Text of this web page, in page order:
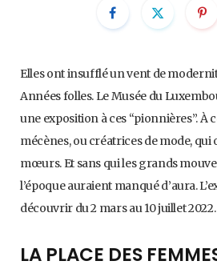
Elles ont insufflé un vent de
Années folles. Le Musée du
une exposition à ces “pionnières”. À
mécènes, ou créatrices de mode, qui
mœurs. Et sans qui les grands
l’époque auraient manqué d’aura.
découvrir du 2 mars au 10 juillet 2022.
LA PLACE DES